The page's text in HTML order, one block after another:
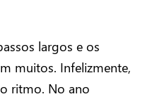
largos e os
muitos. Infelizmente,
ritmo. No ano